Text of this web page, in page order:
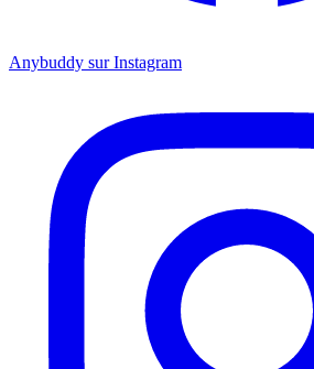
Anybuddy sur Instagram